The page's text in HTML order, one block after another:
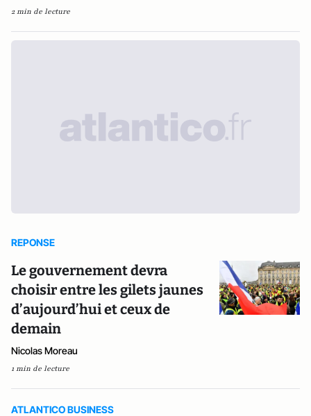
2 min de lecture
REPONSE
Le gouvernement devra
choisir entre les gilets jaunes
d’aujourd’hui et ceux de
demain
Nicolas Moreau
1 min de lecture
ATLANTICO BUSINESS